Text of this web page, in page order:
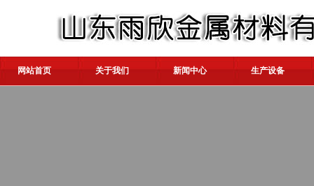
网站首页 关于我们 新闻中心 生产设备